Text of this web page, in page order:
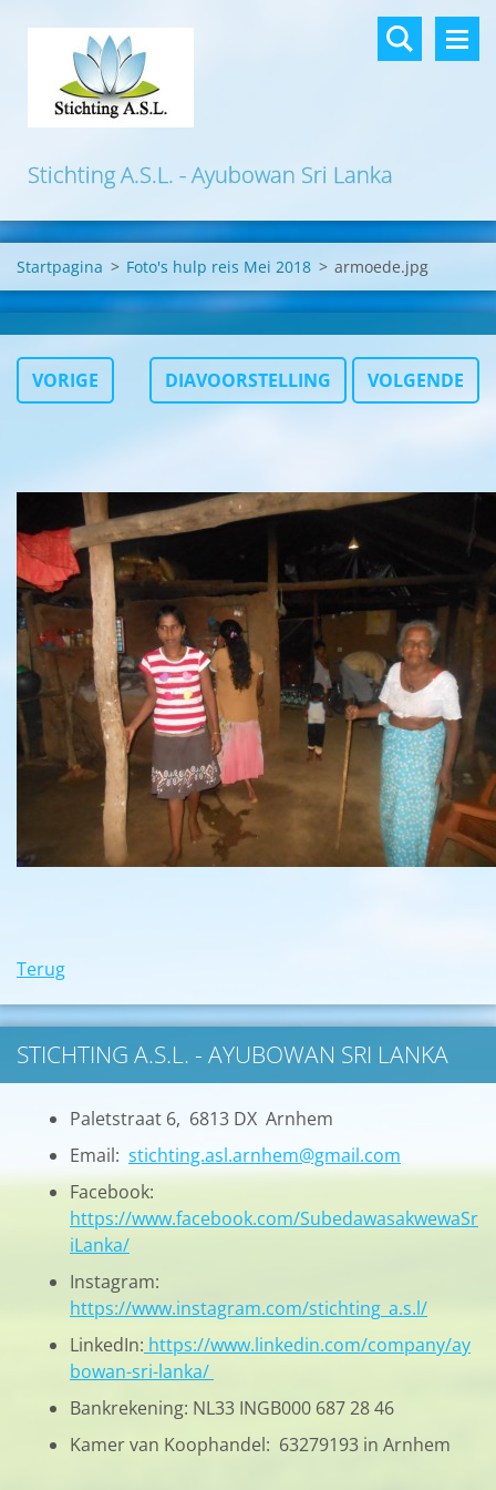
Stichting A.S.L. - Ayubowan Sri Lanka
Startpagina > Foto's hulp reis Mei 2018 > armoede.jpg
VORIGE DIAVOORSTELLING VOLGENDE
Terug
STICHTING A.S.L. - AYUBOWAN SRI LANKA
Paletstraat 6, 6813 DX Arnhem
Email: stichting.asl.arnhem@gmail.com
Facebook:
https://www.facebook.com/SubedawasakwewaSr
iLanka/
Instagram:
https://www.instagram.com/stichting_a.s.l/
LinkedIn: https://www.linkedin.com/company/ay
bowan-sri-lanka/
Bankrekening: NL33 INGB000 687 28 46
Kamer van Koophandel: 63279193 in Arnhem